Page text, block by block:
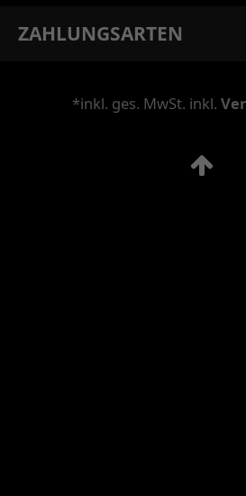
ZAHLUNGSARTEN
*inkl. ges. MwSt. inkl.